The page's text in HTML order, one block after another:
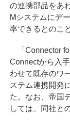
の連携部品をあ
Mシステムにデ
率できるとのこと
「Connector
Connectから入
わせて既存のワ
ステム連携開発
た。なお、帝国
しては、同社と